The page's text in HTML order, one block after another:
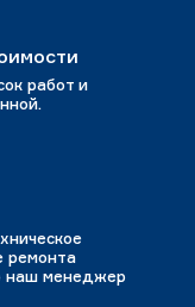
работ и
ремонта
наш менеджер